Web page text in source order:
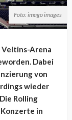
Foto: imago images
Arena
Dabei
von
wieder
Rolling
in